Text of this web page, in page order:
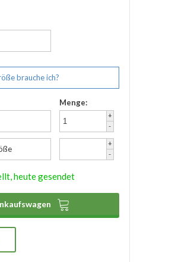
brauche ich?
Menge:
+
-
+
-
heute gesendet
